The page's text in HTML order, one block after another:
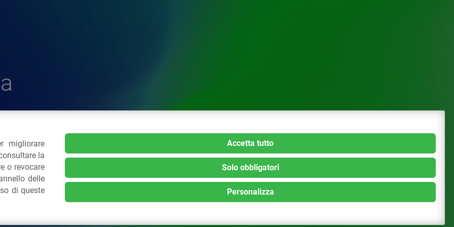
Plastiche
02 43928225.
migliorare
la
o revocare
delle
di queste
Accetta tutto
Solo obbligatori
Personalizza